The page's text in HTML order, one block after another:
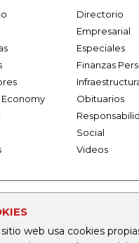
web usa cookies
Directorio
Empresarial
Especiales
Finanzas
Obituarios
Social
Videos
empresas.larepublica.co